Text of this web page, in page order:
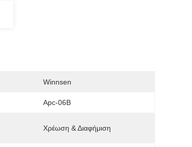
Winnsen
Apc-06B
Χρέωση & Διαφήμιση